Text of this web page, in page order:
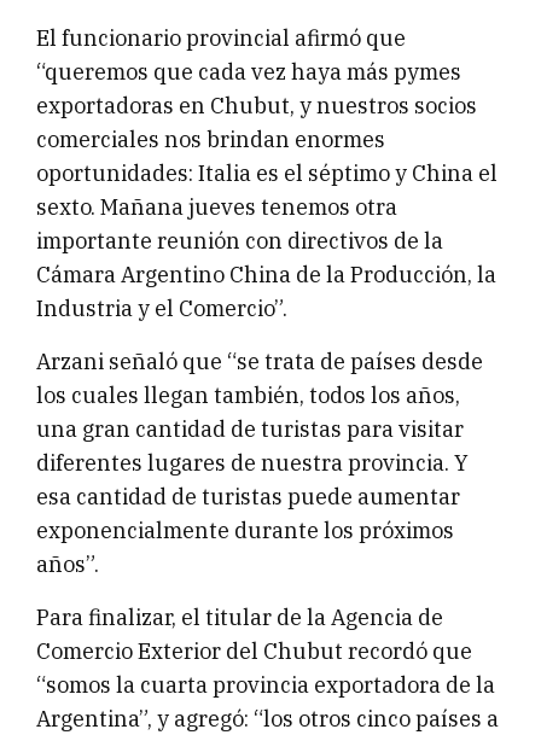
El funcionario provincial afirmó que
“queremos que cada vez haya más pymes
exportadoras en Chubut, y nuestros socios
comerciales nos brindan enormes
oportunidades: Italia es el séptimo y China el
sexto. Mañana jueves tenemos otra
importante reunión con directivos de la
Cámara Argentino China de la Producción, la
Industria y el Comercio”.
Arzani señaló que “se trata de países desde
los cuales llegan también, todos los años,
una gran cantidad de turistas para visitar
diferentes lugares de nuestra provincia. Y
esa cantidad de turistas puede aumentar
exponencialmente durante los próximos
años”.
Para finalizar, el titular de la Agencia de
Comercio Exterior del Chubut recordó que
“somos la cuarta provincia exportadora de la
Argentina”, y agregó: “los otros cinco países a